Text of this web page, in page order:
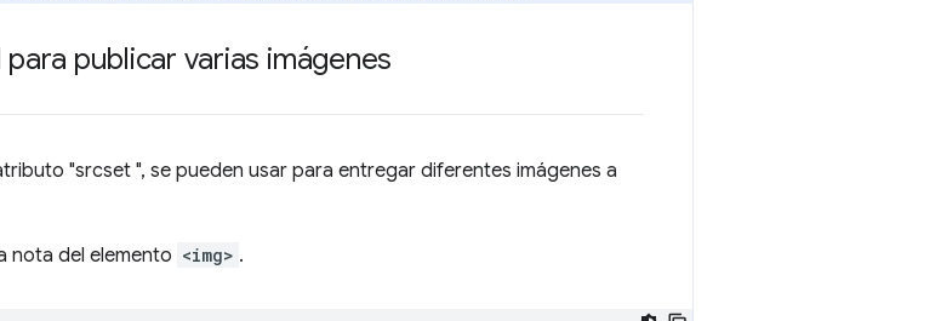
publicar varias imágenes
"srcset ", se pueden usar para entregar diferentes imágenes a
nota del elemento <img> .